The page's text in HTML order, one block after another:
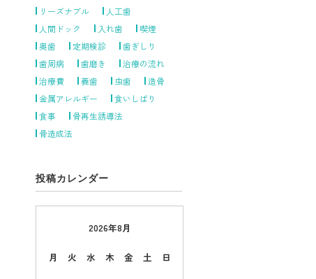
リーズナブル
人工歯
人間ドック
入れ歯
喫煙
奥歯
定期検診
歯ぎしり
歯周病
歯磨き
治療の流れ
治療費
義歯 虫歯
造骨
金属アレルギー
食いしばり
食事
骨再生誘導法
骨造成法
投稿カレンダー
2026年8月
月 火 水 木 金 土 日